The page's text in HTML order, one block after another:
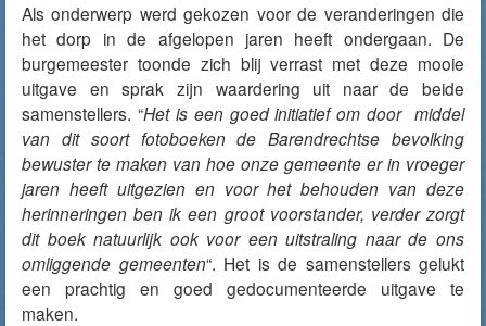
Als onderwerp werd gekozen voor de veranderingen die
het dorp in de afgelopen jaren heeft ondergaan. De
burgemeester toonde zich blij verrast met deze mooie
uitgave en sprak zijn waardering uit naar de beide
samenstellers. “Het is een goed initiatief om door middel
van dit soort fotoboeken de Barendrechtse bevolking
bewuster te maken van hoe onze gemeente er in vroeger
jaren heeft uitgezien en voor het behouden van deze
herinneringen ben ik een groot voorstander, verder zorgt
dit boek natuurlijk ook voor een uitstraling naar de ons
omliggende gemeenten“. Het is de samenstellers gelukt
een prachtig en goed gedocumenteerde uitgave te
maken.